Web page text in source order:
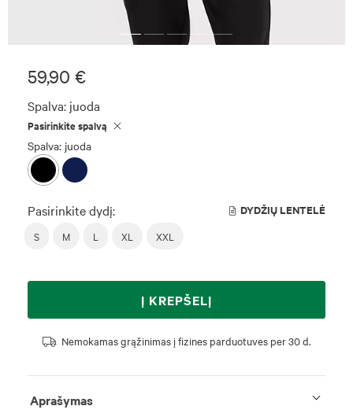
59,90 €
Spalva: juoda
Pasirinkite spalvą
Spalva: juoda
Pasirinkite dydį: DYDŽIŲ LENTELĖ
S M L XL XXL
Į KREPŠELĮ
Nemokamas grąžinimas į fizines parduotuves per 30 d.
Aprašymas